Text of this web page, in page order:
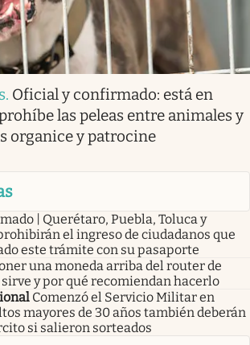
. Oficial y confirmado: está en
las peleas entre animales y
organice y patrocine
| Querétaro, Puebla, Toluca y
el ingreso de ciudadanos que
este trámite con su pasaporte
una moneda arriba del router de
sirve y por qué recomiendan hacerlo
Comenzó el Servicio Militar en
mayores de 30 años también deberán
si salieron sorteados